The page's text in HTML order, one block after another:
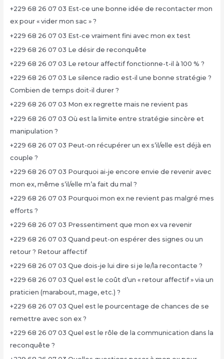
+229 68 26 07 03 Est-ce une bonne idée de recontacter mon
ex pour « vider mon sac » ?
+229 68 26 07 03 Est-ce vraiment fini avec mon ex test
+229 68 26 07 03 Le désir de reconquête
+229 68 26 07 03 Le retour affectif fonctionne-t-il à 100 % ?
+229 68 26 07 03 Le silence radio est-il une bonne stratégie ?
Combien de temps doit-il durer ?
+229 68 26 07 03 Mon ex regrette mais ne revient pas
+229 68 26 07 03 Où est la limite entre stratégie sincère et
manipulation ?
+229 68 26 07 03 Peut-on récupérer un ex s’il/elle est déjà en
couple ?
+229 68 26 07 03 Pourquoi ai-je encore envie de revenir avec
mon ex, même s’il/elle m’a fait du mal ?
+229 68 26 07 03 Pourquoi mon ex ne revient pas malgré mes
efforts ?
+229 68 26 07 03 Pressentiment que mon ex va revenir
+229 68 26 07 03 Quand peut-on espérer des signes ou un
retour ? Retour affectif
+229 68 26 07 03 Que dois-je lui dire si je le/la recontacte ?
+229 68 26 07 03 Quel est le coût d’un « retour affectif » via un
praticien (marabout, mage, etc.) ?
+229 68 26 07 03 Quel est le pourcentage de chances de se
remettre avec son ex ?
+229 68 26 07 03 Quel est le rôle de la communication dans la
reconquête ?